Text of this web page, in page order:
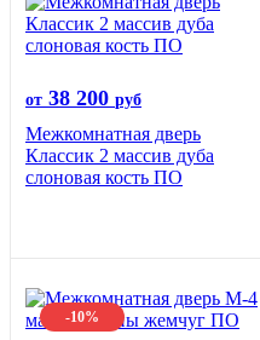
от 38 200 руб
Межкомнатная дверь
Классик 2 массив дуба
слоновая кость ПО
-10%